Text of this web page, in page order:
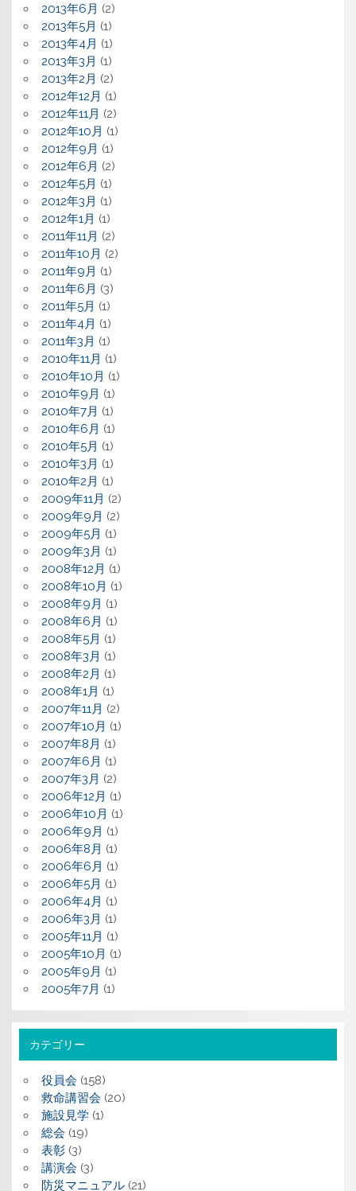
2013年6月 (2)
2013年5月 (1)
2013年4月 (1)
2013年3月 (1)
2013年2月 (2)
2012年12月 (1)
2012年11月 (2)
2012年10月 (1)
2012年9月 (1)
2012年6月 (2)
2012年5月 (1)
2012年3月 (1)
2012年1月 (1)
2011年11月 (2)
2011年10月 (2)
2011年9月 (1)
2011年6月 (3)
2011年5月 (1)
2011年4月 (1)
2011年3月 (1)
2010年11月 (1)
2010年10月 (1)
2010年9月 (1)
2010年7月 (1)
2010年6月 (1)
2010年5月 (1)
2010年3月 (1)
2010年2月 (1)
2009年11月 (2)
2009年9月 (2)
2009年5月 (1)
2009年3月 (1)
2008年12月 (1)
2008年10月 (1)
2008年9月 (1)
2008年6月 (1)
2008年5月 (1)
2008年3月 (1)
2008年2月 (1)
2008年1月 (1)
2007年11月 (2)
2007年10月 (1)
2007年8月 (1)
2007年6月 (1)
2007年3月 (2)
2006年12月 (1)
2006年10月 (1)
2006年9月 (1)
2006年8月 (1)
2006年6月 (1)
2006年5月 (1)
2006年4月 (1)
2006年3月 (1)
2005年11月 (1)
2005年10月 (1)
2005年9月 (1)
2005年7月 (1)
カテゴリー
役員会 (158)
救命講習会 (20)
施設見学(1)
総会 (19)
表彰(3)
講演会 (3)
防災マニュアル(21)